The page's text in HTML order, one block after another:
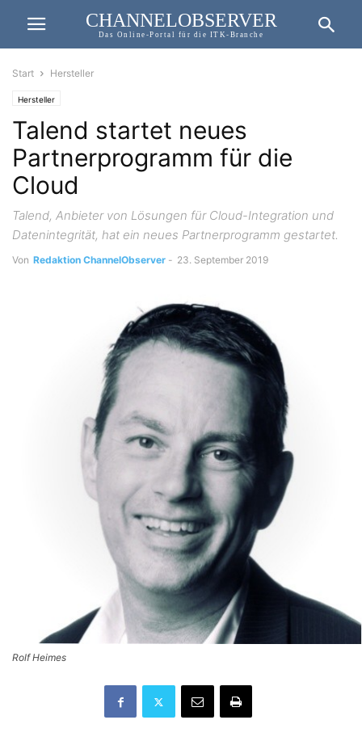
CHANNELOBSERVER
Das Online-Portal für die ITK-Branche
Start Hersteller
Hersteller
Talend startet neues
Partnerprogramm für die
Cloud
Talend, Anbieter von Lösungen für Cloud-Integration und
Datenintegrität, hat ein neues Partnerprogramm gestartet.
Von Redaktion ChannelObserver - 23. September 2019
Rolf Heimes